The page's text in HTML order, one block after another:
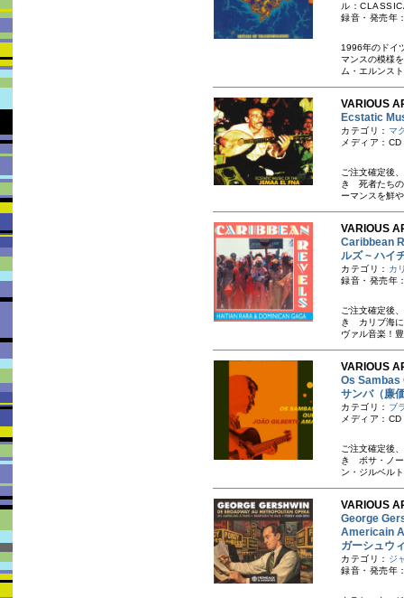
ル：
録音・発売年
1996年のドイ
マンスの模様
ム・エルンス
VARIOUS
Ecstatic
カテゴリ： マ
メディア：CD
ご注文確定後
き 死者たちの
ーマンスを鮮
VARIOUS
Caribbean
ルズ ~ ハイ
カテゴリ： カ
録音・発売年
ご注文確定後
き カリブ海に
ヴァル音楽！
VARIOUS
Os Sambas
サンバ（廉
カテゴリ： ブ
メディア：CD
ご注文確定後
き ボサ・ノー
ン・ジルベル
VARIOUS
George
Americain
ガーシュウ
カテゴリ： ジ
録音・発売年